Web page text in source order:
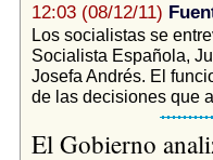
12:03 (08/12/11)
Los socialistas se
Socialista Española,
Josefa Andrés. El
de las decisiones que
El Gobierno